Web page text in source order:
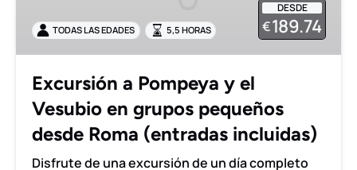
Vesubio
en
pequeños
desde
Roma
(entradas
incluidas)
DESDE
€189.74
TODAS LAS EDADES 5,5 HORAS
Excursión a Pompeya y el
Vesubio en grupos pequeños
desde Roma (entradas incluidas)
Disfrute de una excursión de un día completo